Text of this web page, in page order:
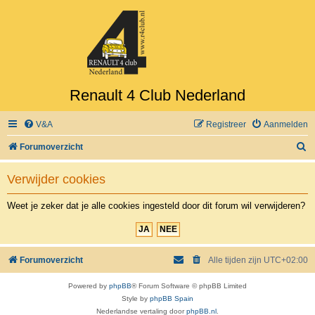
Renault 4 Club Nederland
V&A Aanmelden
Registreer
Forumoverzicht
o
Verwijder cookies
Weet je zeker dat je alle cookies ingesteld door dit forum wil verwijderen?
Forumoverzicht Alle tijden zijn UTC+02:00
Powered by phpBB® Forum Software © phpBB Limited
Style by phpBB Spain
Nederlandse vertaling doorphpBB.nl